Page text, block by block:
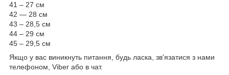
41 – 27 см
42 — 28 см
43 – 28,5 см
44 – 29 см
45 – 29,5 см
Якщо у вас виникнуть питання, будь ласка, зв'язатися з нами
телефоном, Viber або в чат.